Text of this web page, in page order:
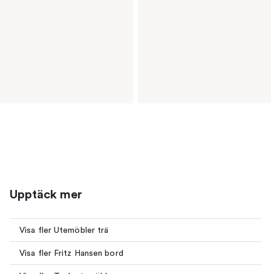
Upptäck mer
Visa fler Utemöbler trä
Visa fler Fritz Hansen bord